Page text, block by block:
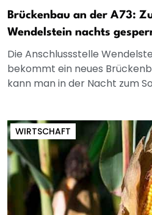
Brückenbau an der A73:
Wendelstein nachts
Die Anschlussstelle
bekommt ein neues
kann man in der Nacht zum
WIRTSCHAFT